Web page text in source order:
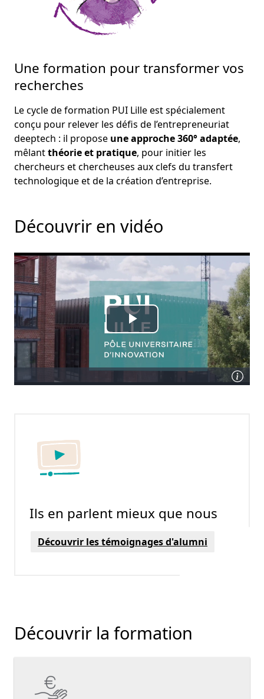
Une formation pour transformer vos
recherches
Le cycle de formation PUI Lille est spécialement
conçu pour relever les défis de l’entrepreneuriat
deeptech : il propose une approche 360° adaptée,
mêlantthéorie et pratique, pour initier les
chercheurs et chercheuses aux clefs du transfert
technologique et de la création d’entreprise.
Découvrir en vidéo
Ils en parlent mieux que nous
Découvrir les témoignages d'alumni
Découvrir la formation